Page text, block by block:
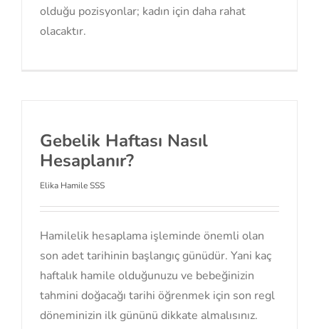
olduğu pozisyonlar; kadın için daha rahat
olacaktır.
Gebelik Haftası Nasıl
Hesaplanır?
Elika Hamile SSS
Hamilelik hesaplama işleminde önemli olan
son adet tarihinin başlangıç günüdür. Yani kaç
haftalık hamile olduğunuzu ve bebeğinizin
tahmini doğacağı tarihi öğrenmek için son regl
döneminizin ilk gününü dikkate almalısınız.